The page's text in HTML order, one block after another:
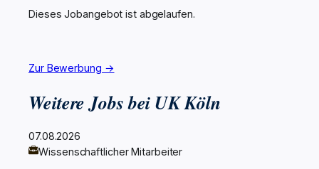
Dieses Jobangebot ist abgelaufen.
Zur Bewerbung →
Weitere Jobs bei UK Köln
07.08.2026
Wissenschaftlicher Mitarbeiter